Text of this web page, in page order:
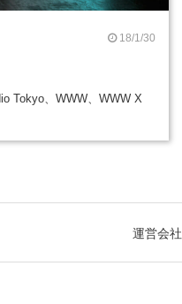
18/1/30
Tokyo、WWW、WWW X
運営会社